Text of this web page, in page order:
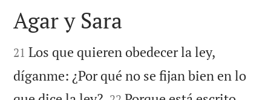

Agar y Sara

21 Los que quieren obedecer la ley,
díganme: ¿Por qué no se fijan bien en lo